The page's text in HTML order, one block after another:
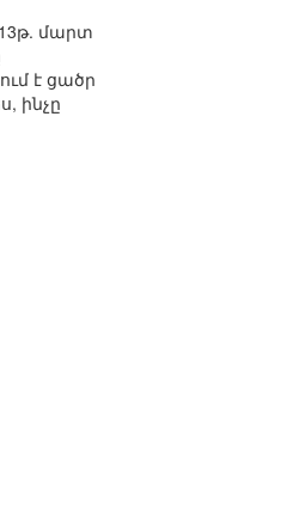
մարտ
է ցածր
ինչը